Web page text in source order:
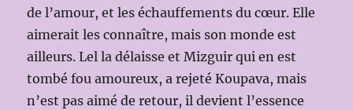
de l’amour, et les échauffements du cœur. Elle
aimerait les connaître, mais son monde est
ailleurs. Lel la délaisse et Mizguir qui en est
tombé fou amoureux, a rejeté Koupava, mais
n’est pas aimé de retour, il devient l’essence